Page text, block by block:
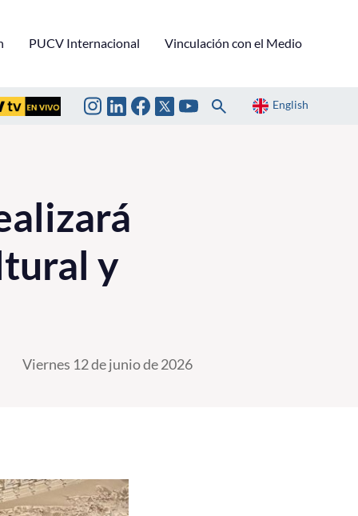
PUCV Internacional Vinculación con el Medio
English
y
Viernes 12 de junio de 2026